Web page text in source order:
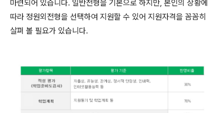
마련되어 있습니다. 일반전형을 기본으로 하지만, 본인의 상황에
따라 정원외전형을 선택하여 지원할 수 있어 지원자격을 꼼꼼히
살펴 볼 필요가 있습니다.